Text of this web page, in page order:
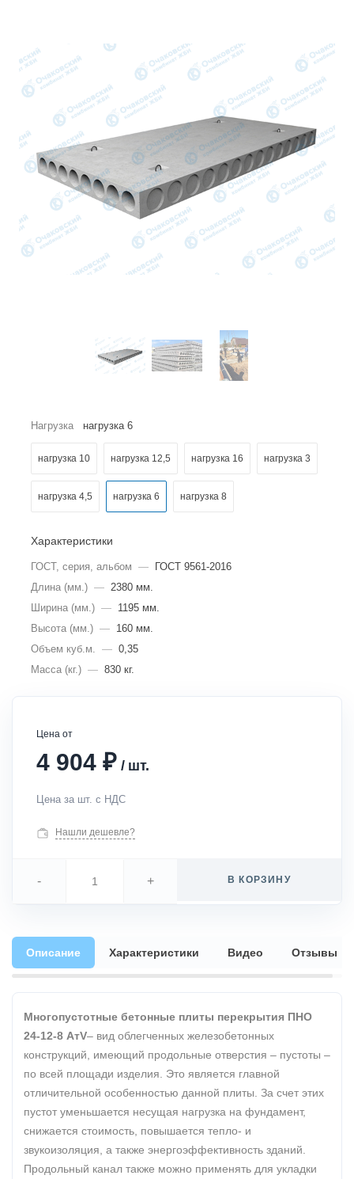
Нагрузка нагрузка 6
нагрузка 10 нагрузка 12,5 нагрузка 16 нагрузка 3
нагрузка 4,5 нагрузка 6 нагрузка 8
Характеристики
ГОСТ, серия, альбом —
ГОСТ 9561-2016
Длина (мм.) — 2380 мм.
Ширина (мм.) — 1195 мм.
Высота (мм.) — 160 мм.
Объем куб.м. — 0,35
Масса (кг.) — 830 кг.
Цена от
4 904 ₽ / шт.
Цена за шт. с НДС
Нашли дешевле?
- + В КОРЗИНУ
Описание Характеристики Видео Отзывы
Многопустотные бетонные плиты перекрытия ПНО
24-12-8 АтV– вид облегченных железобетонных
конструкций, имеющий продольные отверстия – пустоты –
по всей площади изделия. Это является главной
отличительной особенностью данной плиты. За счет этих
пустот уменьшается несущая нагрузка на фундамент,
снижается стоимость, повышается тепло- и
звукоизоляция, а также энергоэффективность зданий.
Продольный канал также можно применять для укладки